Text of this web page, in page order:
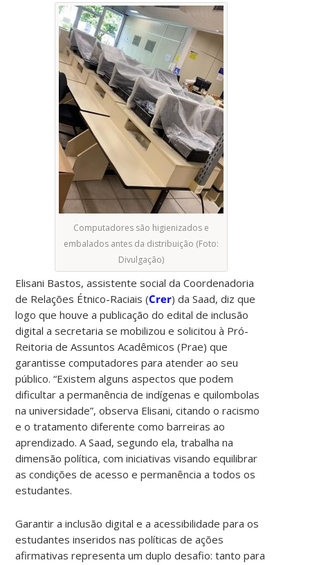
Computadores são higienizados e
embalados antes da distribuição (Foto:
Divulgação)
Elisani Bastos, assistente social da Coordenadoria
de Relações Étnico-Raciais (Crer) da Saad, diz que
logo que houve a publicação do edital de inclusão
digital a secretaria se mobilizou e solicitou à Pró-
Reitoria de Assuntos Acadêmicos (Prae) que
garantisse computadores para atender ao seu
público. “Existem alguns aspectos que podem
dificultar a permanência de indígenas e quilombolas
na universidade”, observa Elisani, citando o racismo
e o tratamento diferente como barreiras ao
aprendizado. A Saad, segundo ela, trabalha na
dimensão política, com iniciativas visando equilibrar
as condições de acesso e permanência a todos os
estudantes.
Garantir a inclusão digital e a acessibilidade para os
estudantes inseridos nas políticas de ações
afirmativas representa um duplo desafio: tanto para